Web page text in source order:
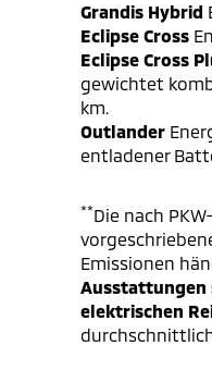
Grandis Hybrid
Eclipse Cross
Eclipse Cross
gewichtet
km.
Outlander
entladener
**Die nach
Emissionen
Ausstattungen
elektrischen